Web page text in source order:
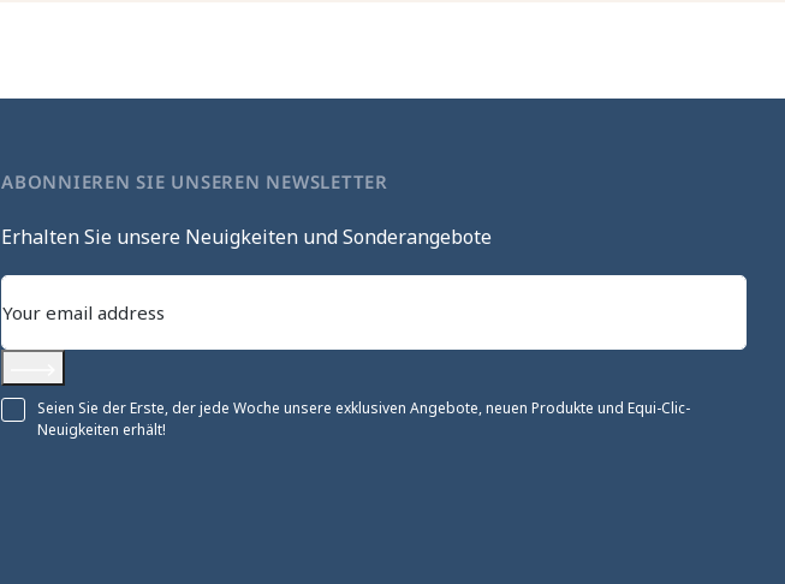
ABONNIEREN SIE UNSEREN NEWSLETTER
Erhalten Sie unsere Neuigkeiten und Sonderangebote
Abonnieren
Seien Sie der Erste, der jede Woche unsere exklusiven Angebote, neuen Produkte und Equi-Clic-
Neuigkeiten erhält!